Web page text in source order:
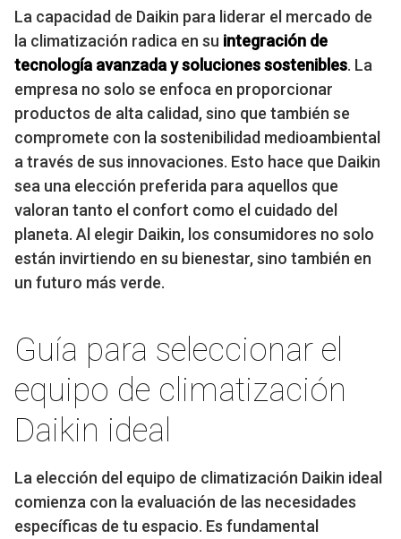
La capacidad de Daikin para liderar el mercado de
la climatización radica en su integración de
tecnología avanzada y soluciones sostenibles. La
empresa no solo se enfoca en proporcionar
productos de alta calidad, sino que también se
compromete con la sostenibilidad medioambiental
a través de sus innovaciones. Esto hace que Daikin
sea una elección preferida para aquellos que
valoran tanto el confort como el cuidado del
planeta. Al elegir Daikin, los consumidores no solo
están invirtiendo en su bienestar, sino también en
un futuro más verde.
Guía para seleccionar el
equipo de climatización
Daikin ideal
La elección del equipo de climatización Daikin ideal
comienza con la evaluación de las necesidades
específicas de tu espacio. Es fundamental